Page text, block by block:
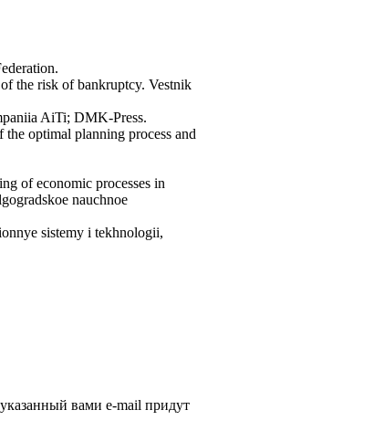
the risk of bankruptcy. Vestnik
AiTi; DMK-Press.
optimal planning process and
of economic processes in
nauchnoe
sistemy i tekhnologii,
вами e-mail придут